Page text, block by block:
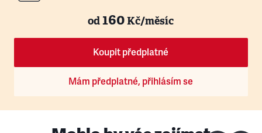
od160Kč/měsíc
Koupit předplatné
Mám předplatné, přihlásím se